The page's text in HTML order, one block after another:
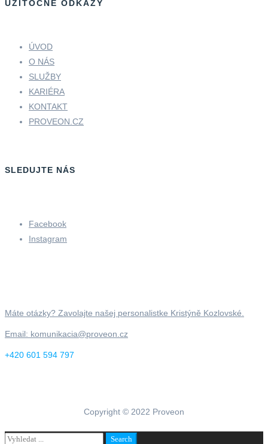
UŽITOČNÉ ODKAZY
ÚVOD
O NÁS
SLUŽBY
KARIÉRA
KONTAKT
PROVEON.CZ
SLEDUJTE NÁS
Facebook
Instagram
Máte otázky? Zavolajte našej personalistke Kristýně Kozlovské.
Email: komunikacia@proveon.cz
+420 601 594 797
Copyright © 2022 Proveon
Search Search